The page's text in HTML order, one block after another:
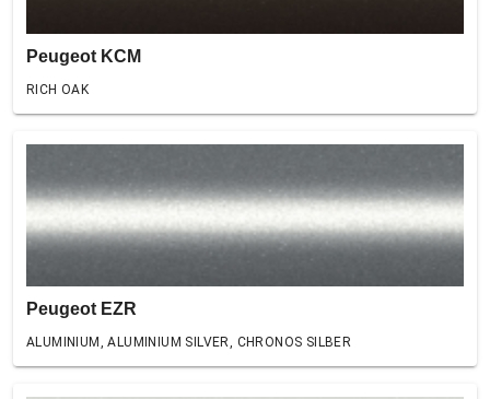
Peugeot KCM
RICH OAK
Peugeot EZR
ALUMINIUM, ALUMINIUM SILVER, CHRONOS SILBER